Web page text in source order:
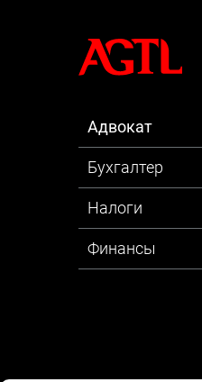
Адвокат
Бухгалтер
Налоги
Финансы